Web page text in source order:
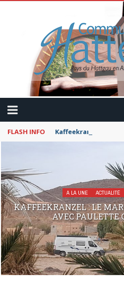
FLASH INFO Kaffeekranzel : Le
A LA UNE ACTUALITÉ
KAFFEEKRANZEL : LE
AVEC